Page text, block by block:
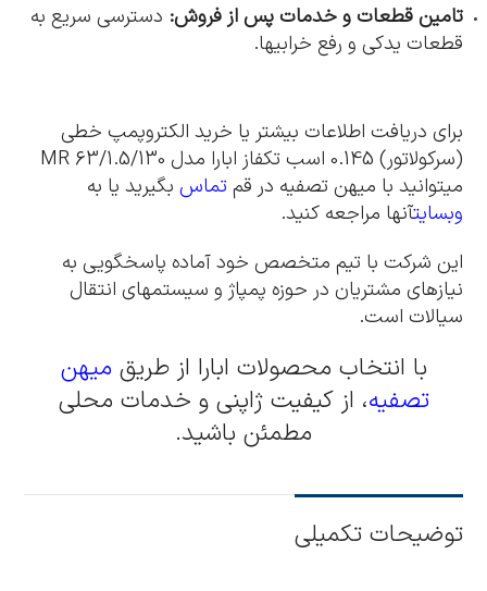
تامین قطعات و خدمات پس از فروش: دسترسی سریع به
قطعات یدکی و رفع خرابیها.
برای دریافت اطلاعات بیشتر یا خرید الکتروپمپ خطی
(سرکولاتور) 0.145 اسب تکفاز ابارا مدل MR 63/1.5/130
میتوانید با میهن تصفیه در قم تماس بگیرید یا به
وبسایتآنها مراجعه کنید.
این شرکت با تیم متخصص خود آماده پاسخگویی به
نیازهای مشتریان در حوزه پمپاژ و سیستمهای انتقال
سیالات است.
با انتخاب محصولات ابارا از طریق میهن
تصفیه، از کیفیت ژاپنی و خدمات محلی
مطمئن باشید.
توضیحات تکمیلی